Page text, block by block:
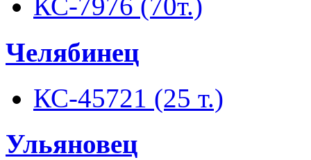
КС-7976 (70т.)
Челябинец
КС-45721 (25 т.)
Ульяновец